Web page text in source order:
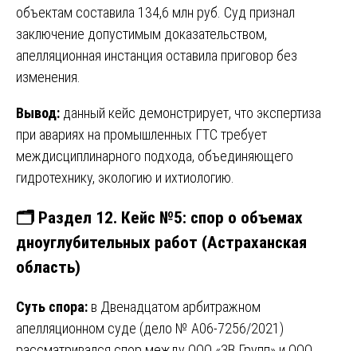
объектам составила 134,6 млн руб. Суд признал
заключение допустимым доказательством,
апелляционная инстанция оставила приговор без
изменения.
Вывод: данный кейс демонстрирует, что экспертиза
при авариях на промышленных ГТС требует
междисциплинарного подхода, объединяющего
гидротехнику, экологию и ихтиологию.
🗂️ Раздел 12. Кейс №5: спор о объемах
дноуглубительных работ (Астраханская
область)
Суть спора: в Двенадцатом арбитражном
апелляционном суде (дело № А06-7256/2021)